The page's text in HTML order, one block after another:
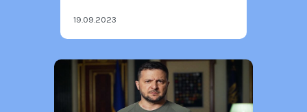
19.09.2023